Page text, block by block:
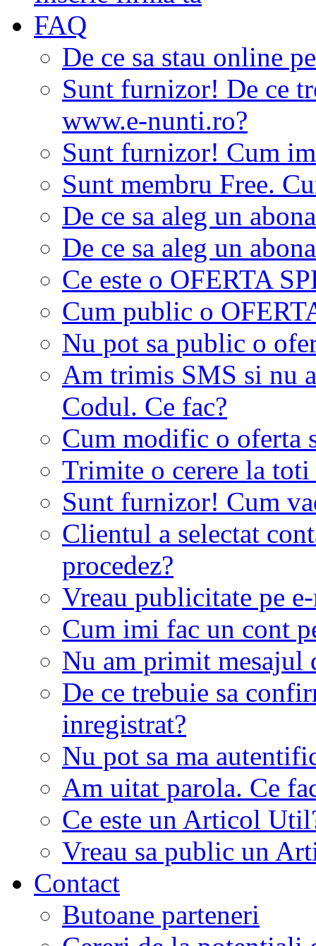
FAQ
De ce sa stau online
Sunt furnizor! De ce
www.e-nunti.ro?
Sunt furnizor! Cum
Sunt membru Free.
De ce sa aleg un
De ce sa aleg un
Ce este o OFERTA
Cum public o
Nu pot sa public o
Am trimis SMS si nu
Codul. Ce fac?
Cum modific o oferta
Trimite o cerere la
Sunt furnizor! Cum
Clientul a selectat
procedez?
Vreau publicitate pe
Cum imi fac un cont
Nu am primit mesajul
De ce trebuie sa
inregistrat?
Nu pot sa ma
Am uitat parola. Ce
Ce este un Articol
Vreau sa public un
Contact
Butoane parteneri